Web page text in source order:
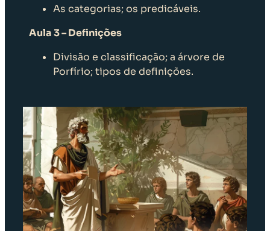
As categorias; os predicáveis.
Aula 3 – Definições
Divisão e classificação; a árvore de
Porfírio; tipos de definições.